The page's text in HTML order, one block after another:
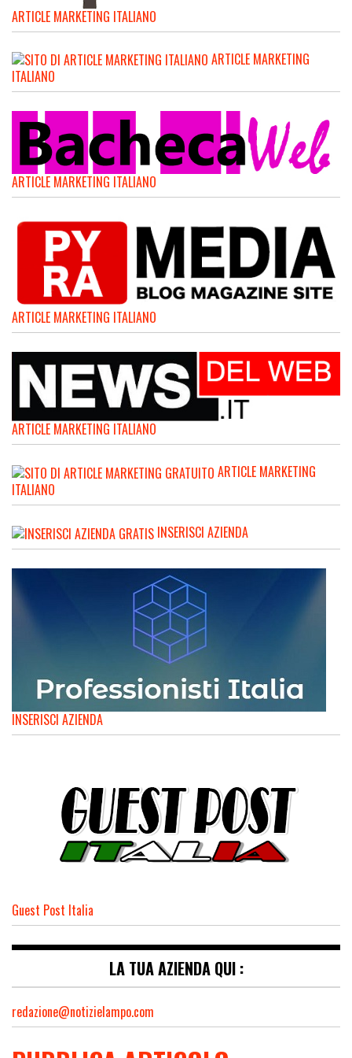
ARTICLE MARKETING ITALIANO
ARTICLE MARKETING
ITALIANO
ARTICLE MARKETING ITALIANO
ARTICLE MARKETING ITALIANO
ARTICLE MARKETING ITALIANO
ARTICLE MARKETING
ITALIANO
INSERISCI AZIENDA
INSERISCI AZIENDA
Guest Post Italia
LA TUA AZIENDA QUI :
redazione@notizielampo.com